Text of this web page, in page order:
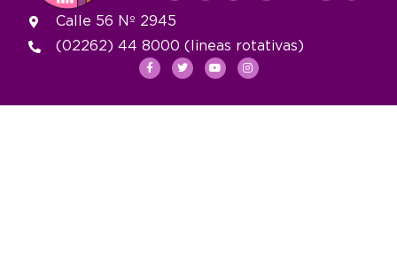
Calle 56 Nº 2945
(02262) 44 8000 (lineas rotativas)